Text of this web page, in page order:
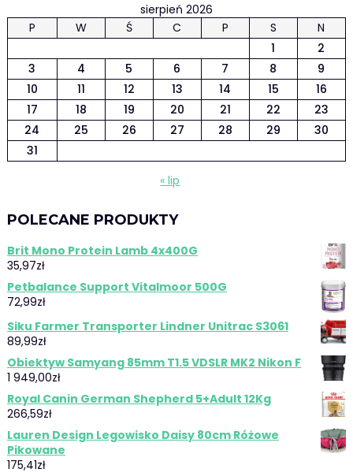
sierpień 2026
P
W Ś C P S
N
1
2
3
4 5 6 7 8
9
10
11 12 13 14 15
16
17
18 19 20 21 22
23
24
25 26 27 28 29
30
31
« lip
POLECANE PRODUKTY
Brit Mono Protein Lamb 4x400G
35,97zł
Petbalance Support Vitalmoor 500G
72,99zł
Siku Farmer Transporter Lindner Unitrac S3061
89,99zł
Obiektyw Samyang 85mm T1.5 VDSLR MK2 Nikon F
1 949,00zł
Royal Canin German Shepherd 5+Adult 12Kg
266,59zł
Lauren Design Legowisko Daisy 80cm Różowe
Pikowane
175,41zł